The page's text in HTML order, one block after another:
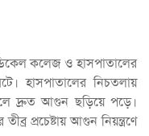
কলেজ ও হাসপাতালের
হাসপাতালের নিচতলায়
দ্রুত আগুন ছড়িয়ে পড়ে।
প্রচেষ্টায় আগুন নিয়ন্ত্রণে